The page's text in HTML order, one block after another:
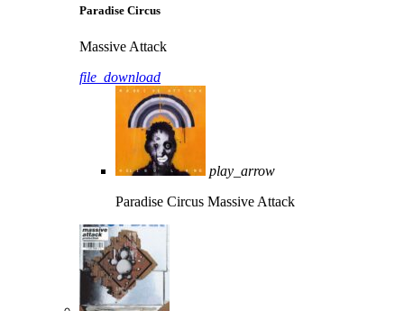
Paradise Circus
Massive Attack
file_download
play_arrow
Paradise Circus Massive Attack